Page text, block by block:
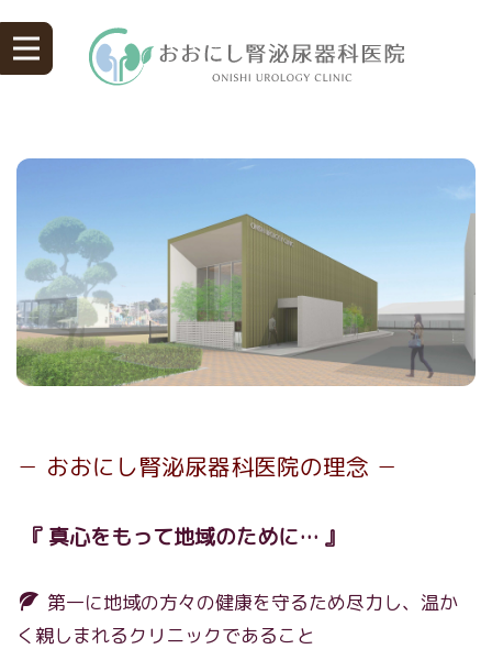
－ おおにし腎泌尿器科医院の理念 －
『 真心をもって地域のために… 』
第一に地域の方々の健康を守るため尽力し、温か
く親しまれるクリニックであること